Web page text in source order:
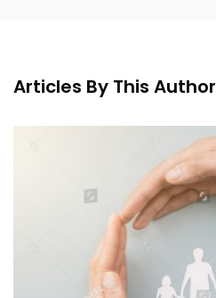
Articles By This Author